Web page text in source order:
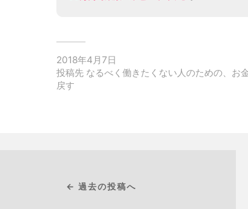
2018年4月7日
投稿先 なるべく働きたくない人のための、お
戻す
← 過去の投稿へ